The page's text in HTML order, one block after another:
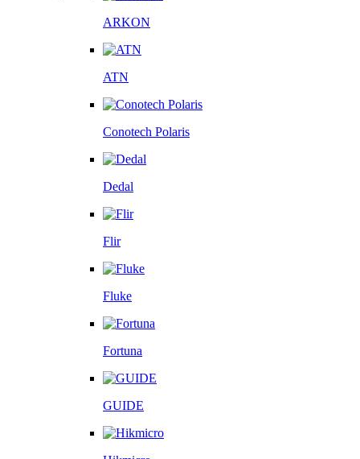
ARKON
ATN
Conotech Polaris
Dedal
Flir
Fluke
Fortuna
GUIDE